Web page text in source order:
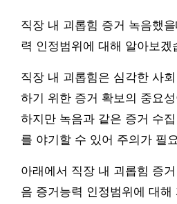
직장 내 괴롭힘 증거 녹음했
력 인정범위에 대해 알아보겠
직장 내 괴롭힘은 심각한 사
하기 위한 증거 확보의 중요
하지만 녹음과 같은 증거 수
를 야기할 수 있어 주의가 필
아래에서 직장 내 괴롭힘 증
음 증거능력 인정범위에 대해